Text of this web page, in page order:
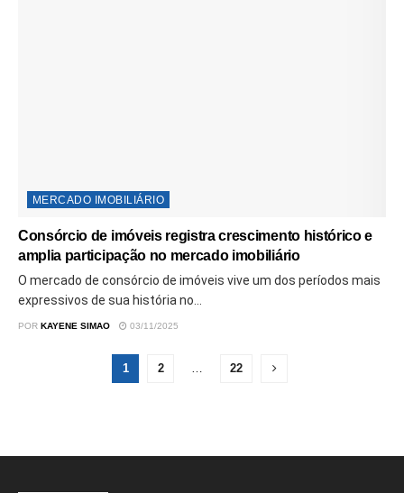
MERCADO IMOBILIÁRIO
Consórcio de imóveis registra crescimento histórico e
amplia participação no mercado imobiliário
O mercado de consórcio de imóveis vive um dos períodos mais
expressivos de sua história no...
POR KAYENE SIMAO 03/11/2025
1 2 … 22